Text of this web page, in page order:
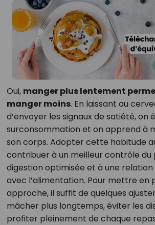
Oui, manger plus lentement
manger moins. En laissant au
d’envoyer les signaux de satiété, on
surconsommation et on apprend à
son corps. Adopter cette habitude
contribuer à un meilleur contrôle du
digestion optimisée et à une relation
avec l’alimentation. Pour mettre en
approche, il suffit de quelques
mâcher plus longtemps, éviter les
profiter pleinement de chaque